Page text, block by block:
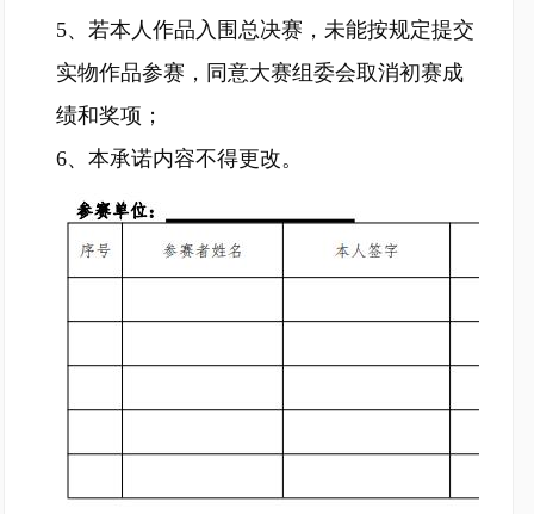
5、若本人作品入围总决赛，未能按规定提交
实物作品参赛，同意大赛组委会取消初赛成
绩和奖项；
6、本承诺内容不得更改。